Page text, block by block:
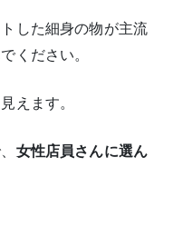
した細身の物が主流
ください。
えます。
女性店員さんに選ん